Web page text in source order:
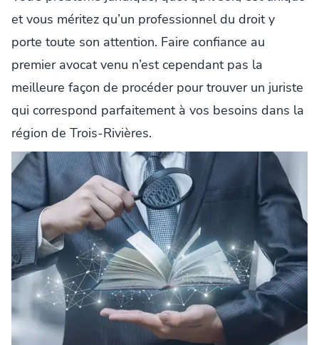
et vous méritez qu’un professionnel du droit y
porte toute son attention. Faire confiance au
premier avocat venu n’est cependant pas la
meilleure façon de procéder pour trouver un juriste
qui correspond parfaitement à vos besoins dans la
région de Trois-Rivières.